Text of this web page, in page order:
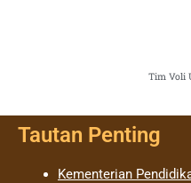
Tim Voli
Tautan Penting
Kementerian